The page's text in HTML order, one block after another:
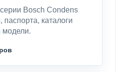
Bosch Condens
паспорта, каталоги
модели.